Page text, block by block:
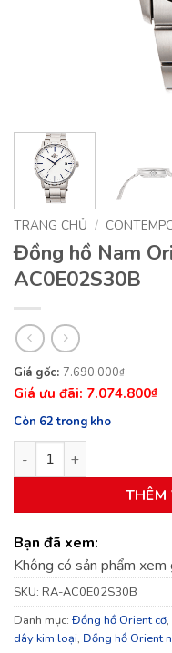
TRANG CHỦ /
Đồng hồ Nam
AC0E02S30B
7.690.000₫
Giá
gốc
là:
7.690.000₫.
7.074.800₫
Giá
hiện
tại
là:
7.074.800₫.
Còn 62 trong kho
Đồng hồ Nam Orient
THÊM
Bạn đã xem:
Không có sản phẩm xem
SKU: RA-AC0E02S30B
Danh mục: Đồng hồ Orient cơ,
dây kim loại, Đồng hồ Orient